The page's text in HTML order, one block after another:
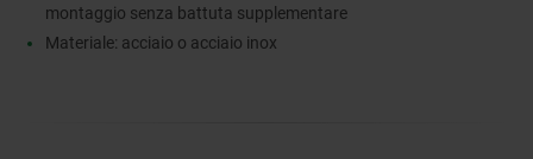
montaggio senza battuta supplementare
Materiale: acciaio o acciaio inox